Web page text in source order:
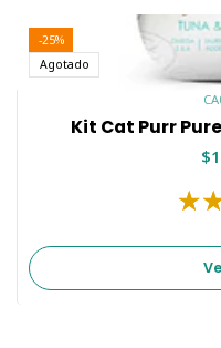
bienestar general.
¡Dale a tu gato el
Purr Puree Plus Joint
-25%
Agotado
Kit Cat Purr